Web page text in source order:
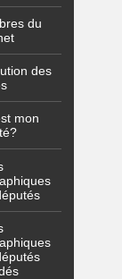
du
des
mon